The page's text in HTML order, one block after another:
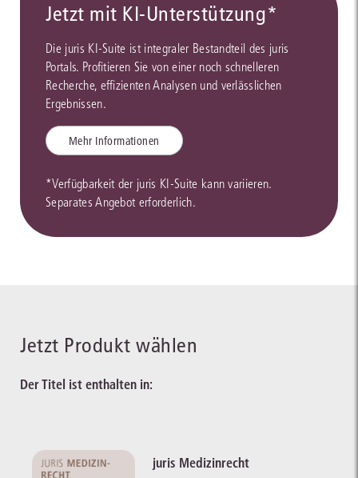
Jetzt mit KI-Unterstützung*
Die juris KI-Suite ist integraler Bestandteil des juris
Portals. Profitieren Sie von einer noch schnelleren
Recherche, effizienten Analysen und verlässlichen
Ergebnissen.
Mehr Informationen
*Verfügbarkeit der juris KI-Suite kann variieren.
Separates Angebot erforderlich.
Jetzt Produkt wählen
Der Titel ist enthalten in:
juris Medizinrecht